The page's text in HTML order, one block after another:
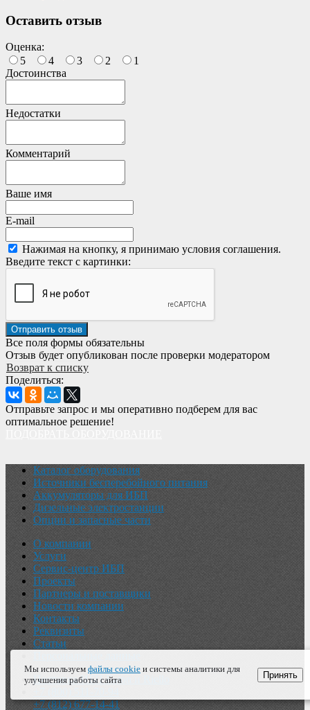
Оставить отзыв
Оценка:
5
4 3 2
1
Достоинства
Недостатки
Комментарий
Ваше имя
E-mail
Нажимая на кнопку, я принимаю условия соглашения.
Введите текст с картинки:
Все поля формы обязательны
Отзыв будет опубликован после проверки модератором
Возврат к списку
Поделиться:
Отправьте запрос и мы оперативно подберем для вас
оптимальное решение!
Каталог оборудования
Источники бесперебойного питания
Аккумуляторы для ИБП
Дизельные электростанции
Опции и запасные части
О компании
Услуги
Сервис-центр ИБП
Проекты
Партнеры и поставщики
Новости компании
Контакты
Реквизиты
Статьи
Поставка ИБП Eaton и Riello
+7 (812) 677-14-41
Мы используем файлы cookie и системы аналитики для
улучшения работы сайта
Принять